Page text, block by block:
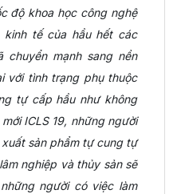
độ khoa học công nghệ
kinh tế của hầu hết các
mạnh sang nền
với tình trạng phụ thuộc
tự cấp hầu như không
ICLS 19, những người
sản phẩm tự cung tự
nghiệp và thủy sản sẽ
người có việc làm